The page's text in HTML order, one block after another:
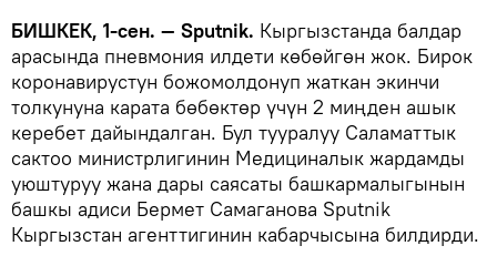
БИШКЕК, 1-сен. — Sputnik. Кыргызстанда балдар
арасында пневмония илдети көбөйгөн жок. Бирок
коронавирустун божомолдонуп жаткан экинчи
толкунуна карата бөбөктөр үчүн 2 миңден ашык
керебет дайындалган. Бул тууралуу Саламаттык
сактоо министрлигинин Медициналык жардамды
уюштуруу жана дары саясаты башкармалыгынын
башкы адиси Бермет Самаганова Sputnik
Кыргызстан агенттигинин кабарчысына билдирди.